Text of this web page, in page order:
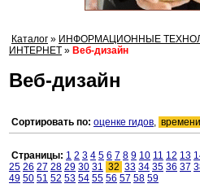
Каталог » ИНФОРМАЦИОННЫЕ
ИНТЕРНЕТ » Веб-дизайн
Веб-дизайн
Сортировать по: оценке гидов,
Страницы: 1 2 3 4 5 6 7 8 9 10 11 12 13
25 26 27 28 29 30 31 32 33 34 35 36 37
49 50 51 52 53 54 55 56 57 58 59